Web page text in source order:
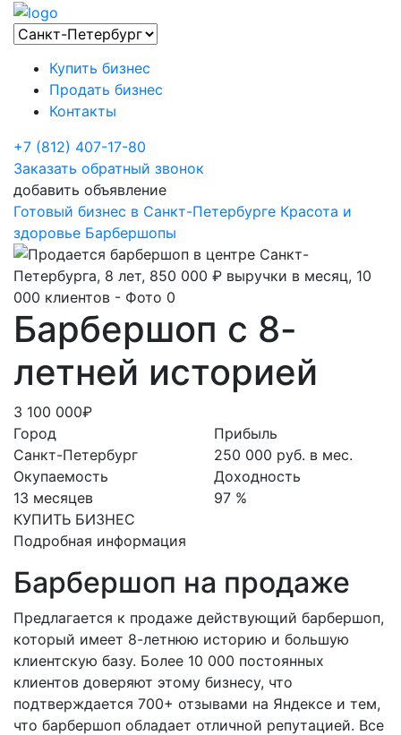
Купить бизнес
Продать бизнес
Контакты
+7 (812) 407-17-80
Заказать обратный звонок
добавить объявление
Готовый бизнес в Санкт-Петербурге Красота и
здоровье Барбершопы
Барбершоп с 8-
летней историей
3 100 000₽
Город
Санкт-Петербург
Окупаемость
13 месяцев
КУПИТЬ БИЗНЕС
Прибыль
250 000 руб. в мес.
Доходность
97 %
Подробная информация
Барбершоп на продаже
Предлагается к продаже действующий барбершоп,
который имеет 8-летнюю историю и большую
клиентскую базу. Более 10 000 постоянных
клиентов доверяют этому бизнесу, что
подтверждается 700+ отзывами на Яндексе и тем,
что барбершоп обладает отличной репутацией. Все